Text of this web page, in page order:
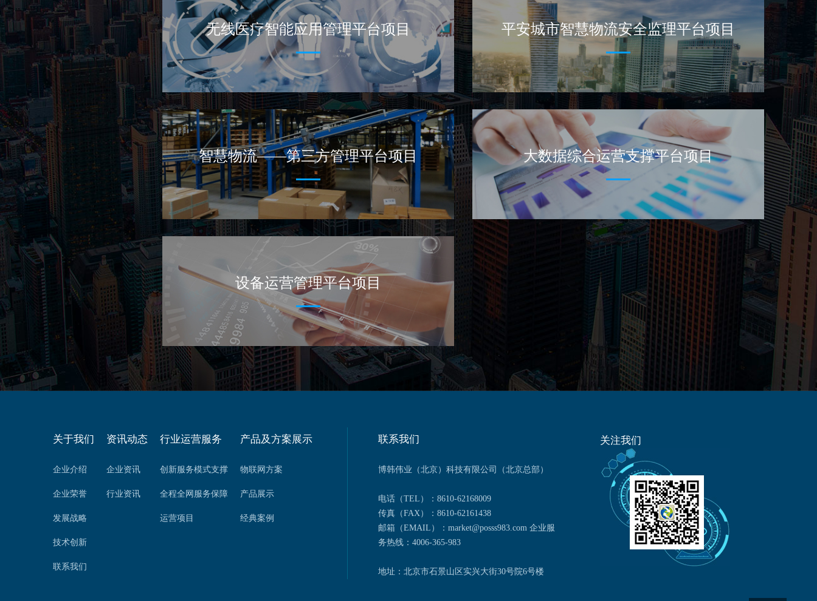
无线医疗智能应用管理平台项目
为医护人员的分析、管理、辅助决策等方面提供数据、信息技
术支撑，逐步实现医疗卫生机构的统一高效、互联互通的智能
管理。
平安城市智慧物流安全监理平台项目
依托物联网技术，针对全国物流行业，提供信息化、可验视、
可追溯的安全监理平台，有效地对流通快递进行全程全网的智
能监管、推动平安城市的建设。
智慧物流——第三方管理平台项目
依托物联网技术，以运输、仓储、配送为核心业务，实现自动
化订单接收，为智能仓储、智能配载提供技术支撑，实现企业
的信息流、资金流、物流的信息资源一体化整合。
大数据综合运营支撑平台项目
依托物联网技术，融合多行业、多维度的大数据模型分析，打
造个性化大数据综合运营支撑服务，为客户提供“更加懂你”的
定制化解决方案，共筑物联数据生态圈。
设备运营管理平台项目
可配置的设备管理方案、终端设备的运营情况分析，帮助企业
关于我们
企业介绍
企业荣誉
发展战略
技术创新
联系我们
资讯动态
企业资讯
行业资讯
行业运营服务
创新服务模式支撑
全程全网服务保障
运营项目
产品及方案展示
物联网方案
产品展示
经典案例
联系我们
博韩伟业（北京）科技有限公司（北京总部）
电话（TEL）：8610-62168009
传真（FAX）：8610-62161438
邮箱（EMAIL）：market@posss983.com 企业服
务热线：4006-365-983
地址：北京市石景山区实兴大街30号院6号楼
关注我们